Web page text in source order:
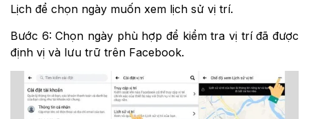
Lịch để chọn ngày muốn xem lịch sử vị trí.
Bước 6: Chọn ngày phù hợp để kiểm tra vị trí đã được
định vị và lưu trữ trên Facebook.